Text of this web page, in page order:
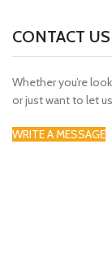
CONTACT US
Whether you’re
or just want to let
WRITE A MESSAGE